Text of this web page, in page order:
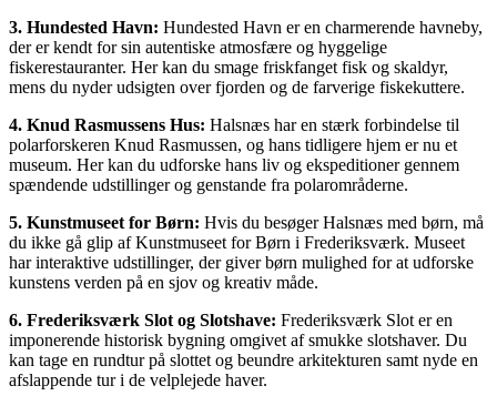
3. Hundested Havn: Hundested Havn er en charmerende havneby,
der er kendt for sin autentiske atmosfære og hyggelige
fiskerestauranter. Her kan du smage friskfanget fisk og skaldyr,
mens du nyder udsigten over fjorden og de farverige fiskekuttere.
4. Knud Rasmussens Hus: Halsnæs har en stærk forbindelse til
polarforskeren Knud Rasmussen, og hans tidligere hjem er nu et
museum. Her kan du udforske hans liv og ekspeditioner gennem
spændende udstillinger og genstande fra polarområderne.
5. Kunstmuseet for Børn: Hvis du besøger Halsnæs med børn, må
du ikke gå glip af Kunstmuseet for Børn i Frederiksværk. Museet
har interaktive udstillinger, der giver børn mulighed for at udforske
kunstens verden på en sjov og kreativ måde.
6. Frederiksværk Slot og Slotshave: Frederiksværk Slot er en
imponerende historisk bygning omgivet af smukke slotshaver. Du
kan tage en rundtur på slottet og beundre arkitekturen samt nyde en
afslappende tur i de velplejede haver.